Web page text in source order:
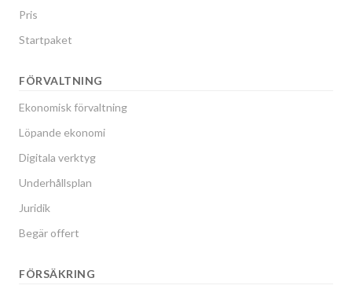
Pris
Startpaket
FÖRVALTNING
Ekonomisk förvaltning
Löpande ekonomi
Digitala verktyg
Underhållsplan
Juridik
Begär offert
FÖRSÄKRING